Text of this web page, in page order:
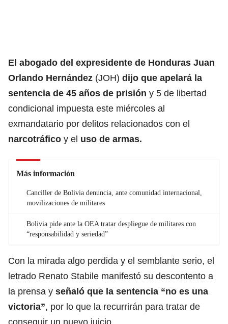
El abogado del expresidente de Honduras Juan
Orlando Hernández (JOH) dijo que apelará la
sentencia de 45 años de prisión y 5 de libertad
condicional impuesta este miércoles al
exmandatario por delitos relacionados con el
narcotráfico y el uso de armas.
Más información
Canciller de Bolivia denuncia, ante comunidad internacional,
movilizaciones de militares
Bolivia pide ante la OEA tratar despliegue de militares con
“responsabilidad y seriedad”
Con la mirada algo perdida y el semblante serio, el
letrado Renato Stabile manifestó su descontento a
la prensa y señaló que la sentencia “no es una
victoria”, por lo que la recurrirán para tratar de
conseguir un nuevo juicio.